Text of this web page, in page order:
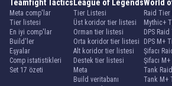
Teamfight Tactics
Meta comp'lar
Tier listesi
En iyi comp'lar
Build'ler
Eşyalar
Comp istatistikleri
Set 17 özeti
League of Legends
Tier Listesi
Üst koridor tier listesi
Orman tier listesi
Orta koridor tier listesi
Alt koridor tier listesi
Destek tier listesi
Meta
Build veritabanı
World
Raid
Mythic+
DPS
DPS M+
Şifacı
Şifacı
Tank
Tank M+